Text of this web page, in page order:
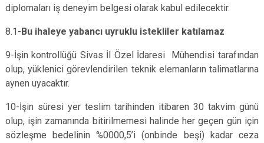
diplomaları iş deneyim belgesi olarak kabul edilecektir.
8.1-Bu ihaleye yabancı uyruklu istekliler katılamaz
9-İşin kontrollüğü Sivas İl Özel İdaresi Mühendisi tarafından
olup, yüklenici görevlendirilen teknik elemanların talimatlarına
aynen uyacaktır.
10-İşin süresi yer teslim tarihinden itibaren 30 takvim günü
olup, işin zamanında bitirilmemesi halinde her geçen gün için
sözleşme bedelinin %0000,5’i (onbinde beşi) kadar ceza